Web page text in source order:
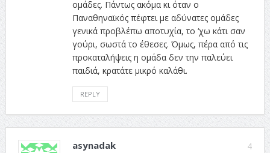
ομάδες. Πάντως ακόμα κι όταν ο
Παναθηναϊκός πέφτει με αδύνατες ομάδες
γενικά προβλέπω αποτυχία, το ‘χω κάτι σαν
γούρι, σωστά το έθεσες. Όμως, πέρα από τις
προκαταλήψεις η ομάδα δεν την παλεύει
παιδιά, κρατάτε μικρό καλάθι.
REPLY
4
asynadak